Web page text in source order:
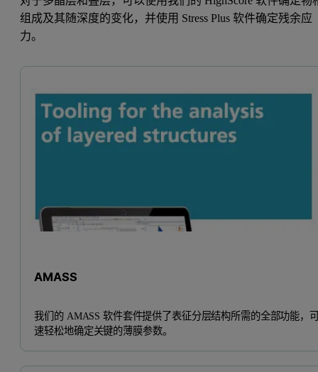
组成及其随深度的变化，并使用 Stress Plus 软件确定残余应
力。
AMASS
我们的 AMASS 软件套件提供了表征分层结构所需的全部功能，
速轻松地确定关键的薄膜参数。